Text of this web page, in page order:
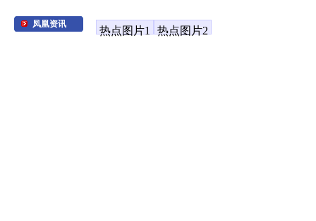
凤凰资讯
热点图片1 热点图片2